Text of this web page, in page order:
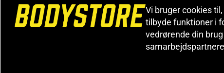
FAQ
Vi bruger cookies
tilbyde funktioner i
vedrørende din